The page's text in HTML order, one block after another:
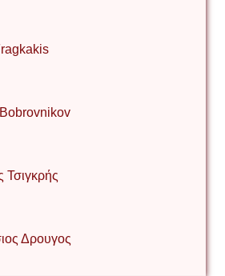
Τσιγκρής
Δρουγος